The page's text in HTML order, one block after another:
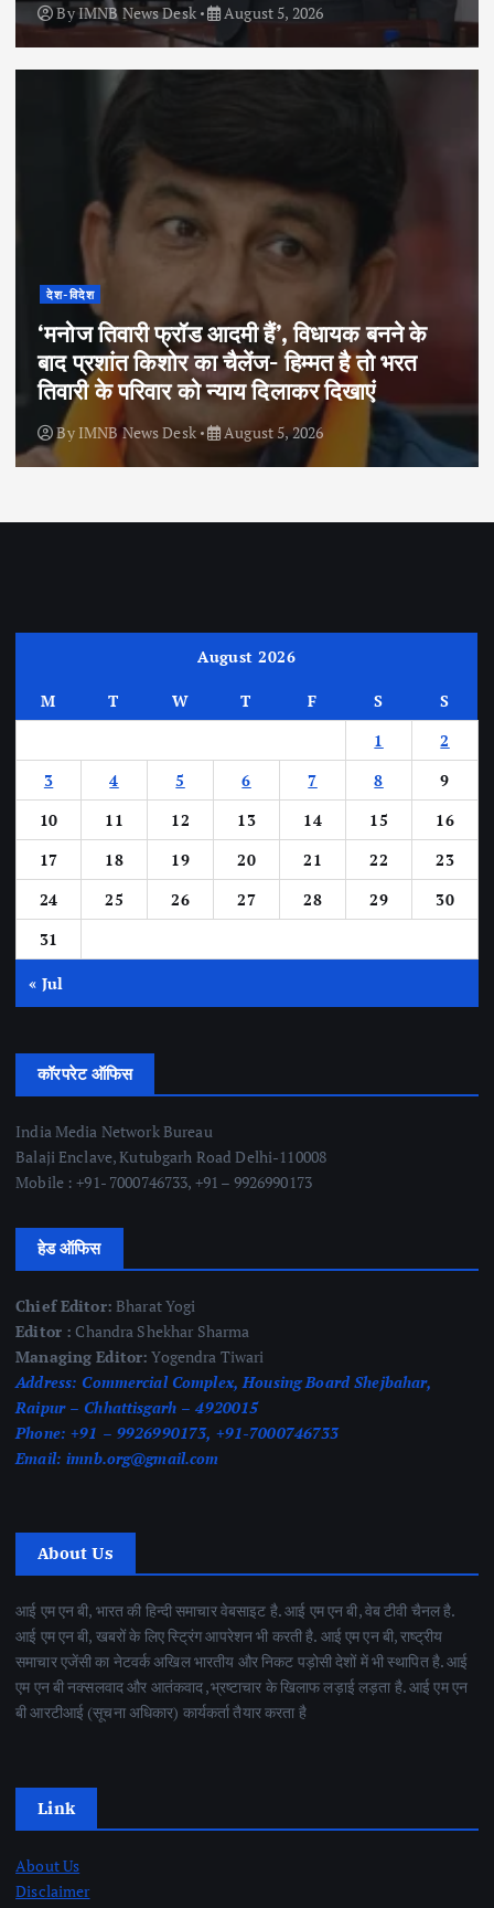
ByIMNB News Desk August 5, 2026
देश-विदेश
‘मनोज तिवारी फ्रॉड आदमी हैं’, विधायक बनने के
बाद प्रशांत किशोर का चैलेंज- हिम्मत है तो भरत
तिवारी के परिवार को न्याय दिलाकर दिखाएं
By IMNB News Desk August 5, 2026
August 2026
M T W T F S
S
1
2
3
4 5 6 7 8
9
10
11 12 13 14 15
16
17
18 19 20 21 22
23
24
25 26 27 28 29
30
31
« Jul
कॉरपरेट ऑफिस
India Media Network Bureau
Balaji Enclave, Kutubgarh Road Delhi-110008
Mobile : +91- 7000746733, +91 – 9926990173
हेड ऑफिस
Chief Editor: Bharat Yogi
Editor : Chandra Shekhar Sharma
Managing Editor: Yogendra Tiwari
Address: Commercial Complex, Housing Board Shejbahar,
Raipur – Chhattisgarh – 4920015
Phone: +91 – 9926990173, +91-7000746733
Email: imnb.org@gmail.com
About Us
आई एम एन बी, भारत की हिन्दी समाचार वेबसाइट है. आई एम एन बी, वेब टीवी चैनल है.
आई एम एन बी, खबरों के लिए स्ट्रिंग आपरेशन भी करती है. आई एम एन बी, राष्ट्रीय
समाचार एजेंसी का नेटवर्क अखिल भारतीय और निकट पड़ोसी देशों में भी स्थापित है. आई
एम एन बी नक्सलवाद और आतंकवाद ,भ्रष्टाचार के खिलाफ लड़ाई लड़ता है. आई एम एन
बी आरटीआई (सूचना अधिकार) कार्यकर्ता तैयार करता है
Link
About Us
Disclaimer